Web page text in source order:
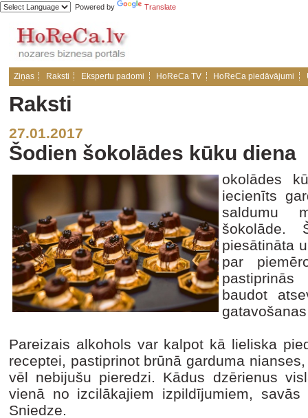
Powered by Translate
Ziņas Raksti Ekspertu padomi HoReCa TV HoReCa piedāvājumi
Raksti
27.01.2017
Šodien šokolādes kūku diena
okolādes
iecienīts
saldumu
šokolāde.
piesātināta
par
baudot
Pareizais alkohols var kalpot kā lieliska
receptei, pastiprinot brūnā garduma
vēl nebijušu pieredzi. Kādus dzērienus
vienā no izcilākajiem izpildījumiem,
Sniedze.